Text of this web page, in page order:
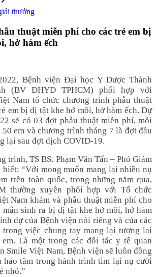
thưởng
thuật miễn phí cho các trẻ em bị
hở hàm ếch
Bệnh viện Đại học Y Dược Thành
(BV ĐHYD TPHCM) phối hợp với
Nam tổ chức chương trình phẫu thuật
em bị dị tật khe hở môi, hở hàm ếch. Dự
sẽ có 03 đợt phẫu thuật miễn phí, mỗi
em và chương trình tháng 7 là đợt đầu
lại sau đợt dịch COVID-19.
trình, TS BS. Phạm Văn Tấn – Phó Giám
“Với mong muốn mang lại nhiều nụ
trên toàn quốc, trong những năm qua,
thường xuyên phối hợp với Tổ chức
Nam khám và phẫu thuật miễn phí cho
mắn sinh ra bị dị tật khe hở môi, hở hàm
dự của Bệnh viện nói riêng và của các
việc chung tay mang lại tương lai
Là một trong các đối tác y tế quan
Smile Việt Nam, Bệnh viện sẽ luôn đồng
hảo tâm trong hành trình tìm lại nụ cười
nhỏ.”